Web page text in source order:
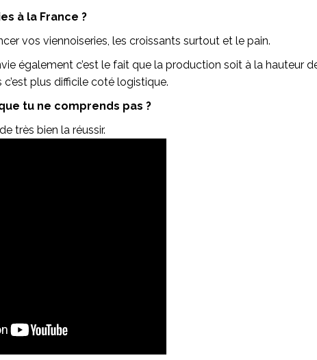
à la France ?
vos viennoiseries, les croissants surtout et le pain.
également c’est le fait que la production soit à la
c’est plus difficile coté logistique.
tu ne comprends pas ?
très bien la réussir.